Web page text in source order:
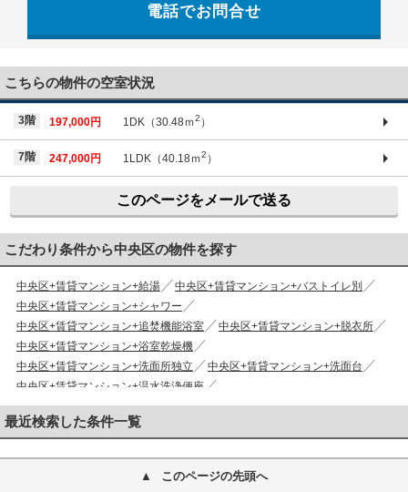
電話でお問合せ
こちらの物件の空室状況
3階 197,000円 1DK（30.48ｍ2 ）
7階 247,000円 1LDK（40.18ｍ2 ）
このページをメールで送る
こだわり条件から中央区の物件を探す
中央区+賃貸マンション+給湯
中央区+賃貸マンション+バストイレ別
中央区+賃貸マンション+シャワー
中央区+賃貸マンション+追焚機能浴室
中央区+賃貸マンション+脱衣所
中央区+賃貸マンション+浴室乾燥機
中央区+賃貸マンション+洗面所独立
中央区+賃貸マンション+洗面台
中央区+賃貸マンション+温水洗浄便座
中央区+賃貸マンション+洗面所にドア
中央区+賃貸マンション+トイレ
中央区+賃貸マンション+洗面所
最近検索した条件一覧
このページの先頭へ